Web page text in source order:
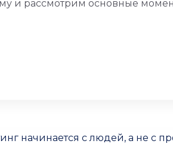
и рассмотрим основные